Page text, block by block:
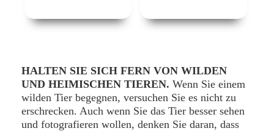
HALTEN SIE SICH FERN VON WILDEN
UND HEIMISCHEN TIEREN. Wenn Sie einem
wilden Tier begegnen, versuchen Sie es nicht zu
erschrecken. Auch wenn Sie das Tier besser sehen
und fotografieren wollen, denken Sie daran, dass